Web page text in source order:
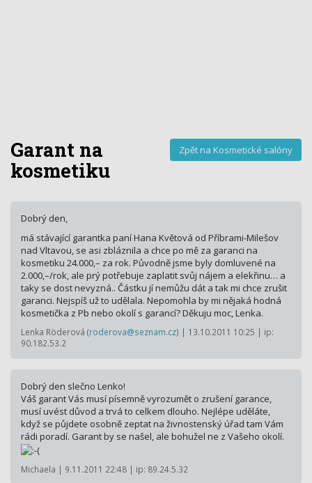
Zpět na Kosmetické salóny
Garant na
kosmetiku
Dobrý den,
má stávající garantka paní Hana Květová od Příbrami-Milešov
nad Vltavou, se asi zbláznila a chce po mě za garanci na
kosmetiku 24.000,– za rok. Původně jsme byly domluvené na
2.000,–/rok, ale prý potřebuje zaplatit svůj nájem a elekřinu… a
taky se dost nevyzná.. Částku jí nemůžu dát a tak mi chce zrušit
garanci. Nejspíš už to udělala. Nepomohla by mi nějaká hodná
kosmetička z Pb nebo okolí s garancí? Děkuju moc, Lenka.
Lenka Röderová (roderova@seznam.cz) | 13.10.2011 10:25 | ip:
90.182.53.2
Dobrý den slečno Lenko!
Váš garant Vás musí písemně vyrozumět o zrušení garance,
musí uvést důvod a trvá to celkem dlouho. Nejlépe uděláte,
když se půjdete osobně zeptat na živnostenský úřad tam Vám
rádi poradí. Garant by se našel, ale bohužel ne z Vašeho okolí.
Michaela | 9.11.2011 22:48 | ip: 89.24.5.32